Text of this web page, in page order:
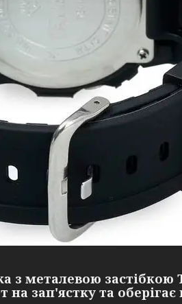
металевою застібкою
зап'ястку та